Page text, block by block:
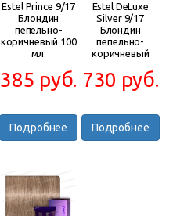
Estel Prince 9/17
Блондин
пепельно-
коричневый 100
мл.
385 руб.
Подробнее
Estel DeLuxe
Silver 9/17
Блондин
пепельно-
коричневый
730 руб.
Подробнее